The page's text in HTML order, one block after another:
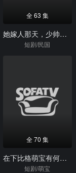
全 63 集
她嫁人那天，少帅哭红了眼
短剧/民国
全 70 集
在下比格萌宝有何贵干
短剧/萌宝